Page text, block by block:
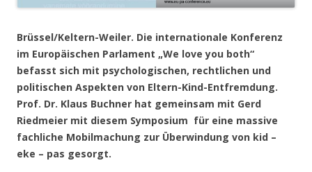
Brüssel/Keltern-Weiler. Die internationale Konferenz
im Europäischen Parlament „We love you both“
befasst sich mit psychologischen, rechtlichen und
politischen Aspekten von Eltern-Kind-Entfremdung.
Prof. Dr. Klaus Buchner hat gemeinsam mit Gerd
Riedmeier mit diesem Symposium für eine massive
fachliche Mobilmachung zur Überwindung von kid –
eke – pas gesorgt.